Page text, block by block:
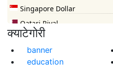
क्याटेगोरी
banner
education